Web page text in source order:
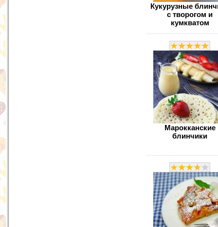
Кукурузные
с творогом и
кумкватом
Марокканские
блинчики